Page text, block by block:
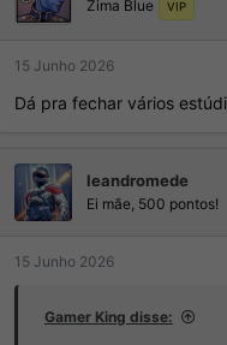
eZima Blue VIP
15 Junho 2026
Dá pra fechar vários
leandromede
Ei mãe, 500 pontos!
15 Junho 2026
Gamer King disse: